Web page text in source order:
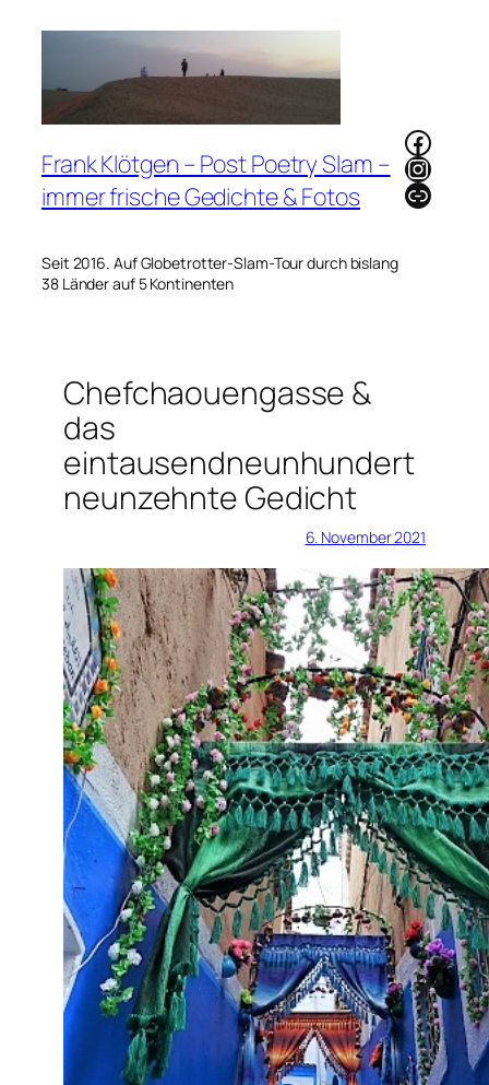
Frank Klötgen – Post Poetry Slam –
immer frische Gedichte & Fotos
Seit 2016. Auf Globetrotter-Slam-Tour durch bislang
38 Länder auf 5 Kontinenten
Link
Chefchaouengasse &
das
eintausendneunhundert
neunzehnte Gedicht
6. November 2021